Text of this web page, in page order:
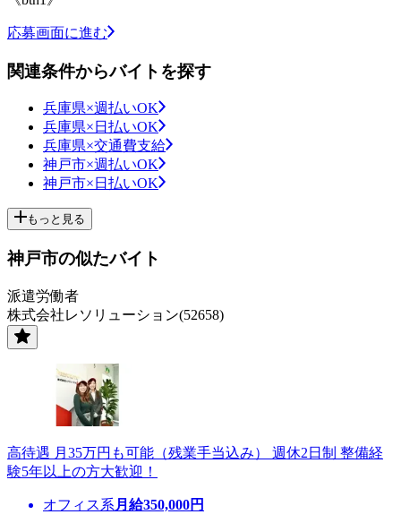
応募画面に進む
関連条件からバイトを探す
兵庫県×週払いOK
兵庫県×日払いOK
兵庫県×交通費支給
神戸市×週払いOK
神戸市×日払いOK
もっと見る
神戸市の似たバイト
派遣労働者
株式会社レソリューション(52658)
高待遇 月35万円も可能（残業手当込み） 週休2日制 整備経
験5年以上の方大歓迎！
オフィス系 月給350,000円